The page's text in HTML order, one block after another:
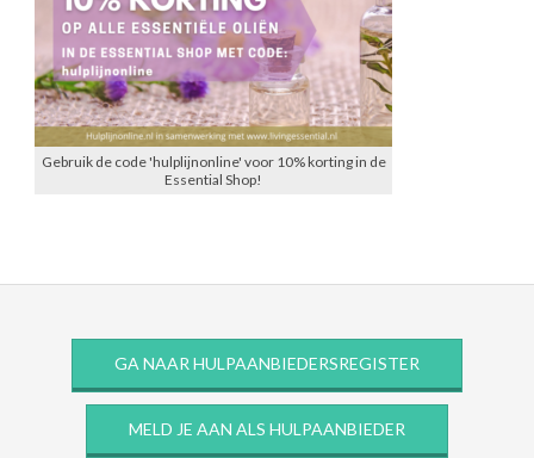
Gebruik de code 'hulplijnonline' voor 10% korting in de
Essential Shop!
GA NAAR HULPAANBIEDERSREGISTER
MELD JE AAN ALS HULPAANBIEDER